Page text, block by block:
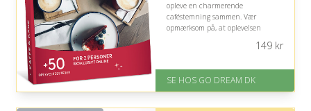
opleve en charmerende
caféstemning sammen. Vær
opmærksom på, at oplevelsen
På lager
Levering: E-gavekort kan leveres
149kr
SE HOS GO DREAM DK